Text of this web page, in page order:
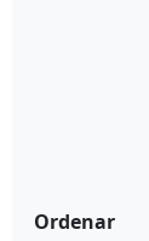
Ordenar